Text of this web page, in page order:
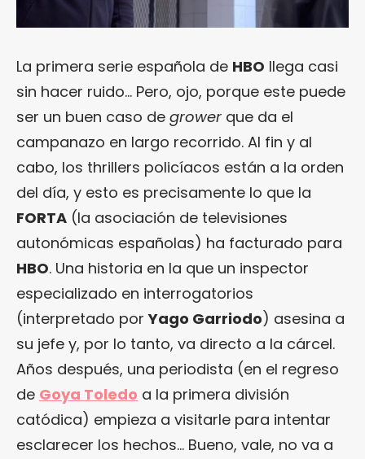
La primera serie española de HBO llega casi
sin hacer ruido… Pero, ojo, porque este puede
ser un buen caso de grower que da el
campanazo en largo recorrido. Al fin y al
cabo, los thrillers policíacos están a la orden
del día, y esto es precisamente lo que la
FORTA (la asociación de televisiones
autonómicas españolas) ha facturado para
HBO. Una historia en la que un inspector
especializado en interrogatorios
(interpretado porYago Garriodo) asesina a
su jefe y, por lo tanto, va directo a la cárcel.
Años después, una periodista (en el regreso
de Goya Toledo a la primera división
catódica) empieza a visitarle para intentar
esclarecer los hechos… Bueno, vale, no va a